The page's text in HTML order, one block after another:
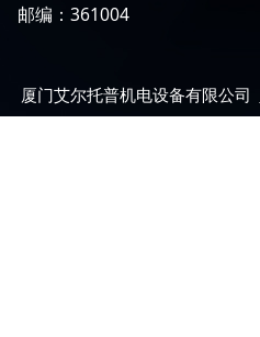
邮编：361004
厦门艾尔托普机电设备有限公司